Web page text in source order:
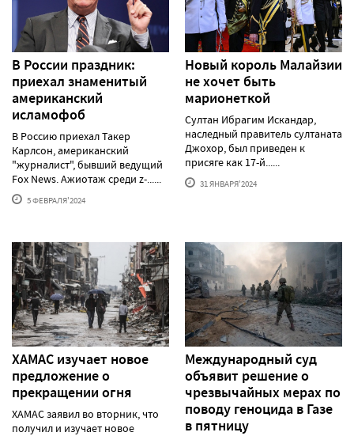
В России праздник:
приехал знаменитый
американский
исламофоб
В Россию приехал Такер
Карлсон, американский
"журналист", бывший ведущий
Fox News. Ажиотаж среди z-......
5 ФЕВРАЛЯ'2024
Новый король Малайзии
не хочет быть
марионеткой
Султан Ибрагим Искандар,
наследный правитель султаната
Джохор, был приведен к
присяге как 17-й......
31 ЯНВАРЯ'2024
ХАМАС изучает новое
предложение о
прекращении огня
ХАМАС заявил во вторник, что
получил и изучает новое
Международный суд
объявит решение о
чрезвычайных мерах по
поводу геноцида в Газе
в пятницу